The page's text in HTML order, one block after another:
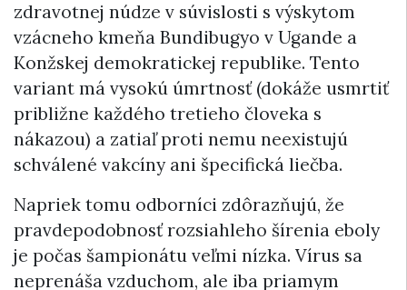
zdravotnej núdze v súvislosti s výskytom
vzácneho kmeňa Bundibugyo v Ugande a
Konžskej demokratickej republike. Tento
variant má vysokú úmrtnosť (dokáže usmrtiť
približne každého tretieho človeka s
nákazou) a zatiaľ proti nemu neexistujú
schválené vakcíny ani špecifická liečba.
Napriek tomu odborníci zdôrazňujú, že
pravdepodobnosť rozsiahleho šírenia eboly
je počas šampionátu veľmi nízka. Vírus sa
neprenáša vzduchom, ale iba priamym